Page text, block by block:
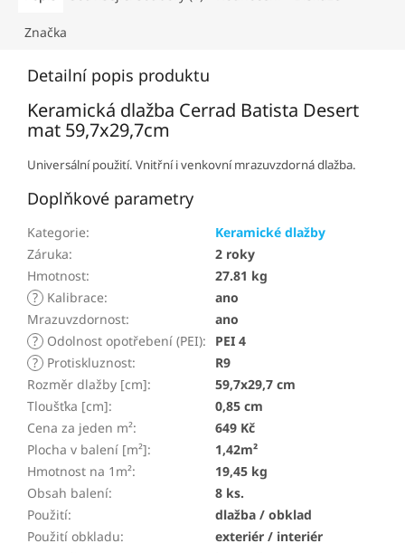
Značka
Detailní popis produktu
Keramická dlažba Cerrad Batista Desert
mat 59,7x29,7cm
Universální použití. Vnitřní i venkovní mrazuvzdorná dlažba.
Doplňkové parametry
Kategorie:
Keramické dlažby
Záruka:
2 roky
Hmotnost:
27.81 kg
? Kalibrace:
ano
Mrazuvzdornost:
ano
? Odolnost opotřebení (PEI):
PEI 4
? Protiskluznost:
R9
Rozměr dlažby [cm]:
59,7x29,7 cm
Tloušťka [cm]:
0,85 cm
Cena za jeden m²:
649 Kč
Plocha v balení [m²]:
1,42m²
Hmotnost na 1m²:
19,45 kg
Obsah balení:
8 ks.
Použití:
dlažba / obklad
Použití obkladu:
exteriér / interiér